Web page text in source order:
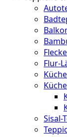
Flur-
Sisal-